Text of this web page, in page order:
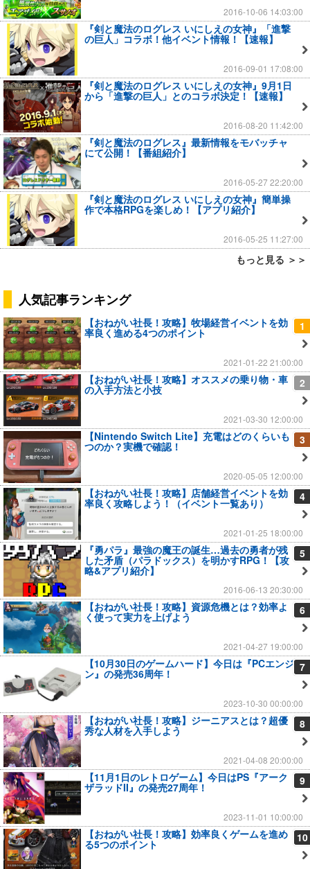
2016-10-06 14:03:00
『剣と魔法のログレス いにしえの女神』「進撃
の巨人」コラボ！他イベント情報！【速報】
2016-09-01 17:08:00
『剣と魔法のログレス いにしえの女神』9月1日
から「進撃の巨人」とのコラボ決定！【速報】
2016-08-20 11:42:00
『剣と魔法のログレス』最新情報をモバッチャ
にて公開！【番組紹介】
2016-05-27 22:20:00
『剣と魔法のログレス いにしえの女神』簡単操
作で本格RPGを楽しめ！【アプリ紹介】
2016-05-25 11:27:00
もっと見る ＞＞
人気記事ランキング
1
【おねがい社長！攻略】牧場経営イベントを効
率良く進める4つのポイント
2021-01-22 21:00:00
2
【おねがい社長！攻略】オススメの乗り物・車
の入手方法と小技
2021-03-30 12:00:00
3
【Nintendo Switch Lite】充電はどのくらいも
つのか？実機で確認！
2020-05-05 12:00:00
4
【おねがい社長！攻略】店舗経営イベントを効
率良く攻略しよう！（イベント一覧あり）
2021-01-25 18:00:00
5
『勇パラ』最強の魔王の誕生…過去の勇者が残
した矛盾（パラドックス）を明かすRPG！【攻
略&アプリ紹介】
2016-06-13 20:30:00
6
【おねがい社長！攻略】資源危機とは？効率よ
く使って実力を上げよう
2021-04-27 19:00:00
7
【10月30日のゲームハード】今日は『PCエンジ
ン』の発売36周年！
2023-10-30 00:00:00
8
【おねがい社長！攻略】ジーニアスとは？超優
秀な人材を入手しよう
2021-04-08 20:00:00
9
【11月1日のレトロゲーム】今日はPS『アーク
ザラッドII』の発売27周年！
2023-11-01 10:00:00
10
【おねがい社長！攻略】効率良くゲームを進め
る5つのポイント